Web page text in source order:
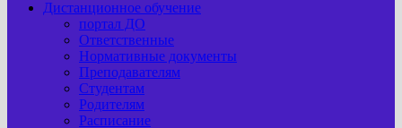
Дистанционное обучение
портал ДО
Ответственные
Нормативные документы
Преподавателям
Студентам
Родителям
Расписание